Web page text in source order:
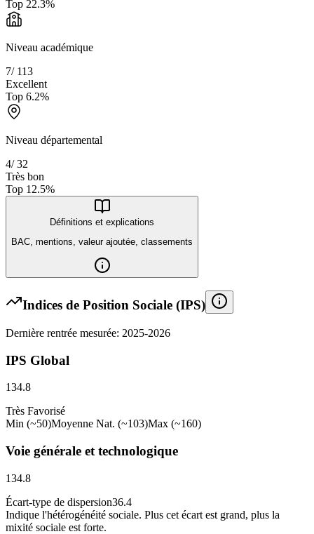
Top 22.3%
Niveau académique
7/ 113
Excellent
Top 6.2%
Niveau départemental
4/32
Très bon
Top 12.5%
Définitions et explications
BAC, mentions, valeur ajoutée, classements
Indices de Position Sociale (IPS)
Dernière rentrée mesurée: 2025-2026
IPS Global
134.8
Très Favorisé
Min (~50)Moyenne Nat. (~103)Max (~160)
Voie générale et technologique
134.8
Écart-type de dispersion36.4
Indique l'hétérogénéité sociale. Plus cet écart est grand, plus la
mixité sociale est forte.